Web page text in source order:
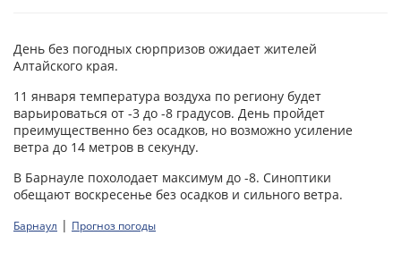
День без погодных сюрпризов ожидает жителей
Алтайского края.
11 января температура воздуха по региону будет
варьироваться от -3 до -8 градусов. День пройдет
преимущественно без осадков, но возможно усиление
ветра до 14 метров в секунду.
В Барнауле похолодает максимум до -8. Синоптики
обещают воскресенье без осадков и сильного ветра.
Барнаул | Прогноз погоды